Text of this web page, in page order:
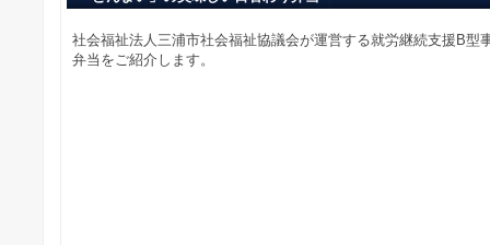
社会福祉法人三浦市社会福祉協議会が運営する就労継続支援B型
弁当をご紹介します。